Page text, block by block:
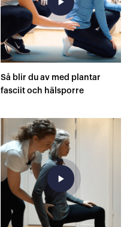
Så blir du av med plantar
fasciit och hälsporre
play_arrow